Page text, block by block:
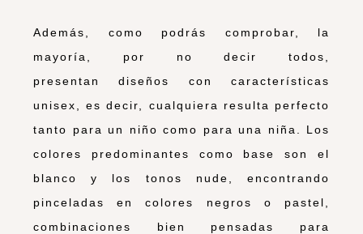
Además, como podrás comprobar, la
mayoría, por no decir todos,
presentan diseños con características
unisex, es decir, cualquiera resulta perfecto
tanto para un niño como para una niña. Los
colores predominantes como base son el
blanco y los tonos nude, encontrando
pinceladas en colores negros o pastel,
combinaciones bien pensadas para